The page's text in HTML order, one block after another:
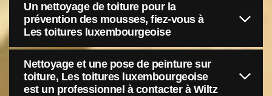
Un nettoyage de toiture pour la
prévention des mousses, fiez-vous à
Les toitures luxembourgeoise
Nettoyage et une pose de peinture sur
toiture, Les toitures luxembourgeoise
est un professionnel à contacter à Wiltz